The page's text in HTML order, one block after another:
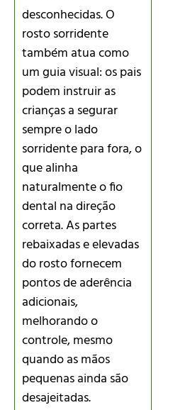
desconhecidas. O
rosto sorridente
também atua como
um guia visual: os pais
podem instruir as
crianças a segurar
sempre o lado
sorridente para fora, o
que alinha
naturalmente o fio
dental na direção
correta. As partes
rebaixadas e elevadas
do rosto fornecem
pontos de aderência
adicionais,
melhorando o
controle, mesmo
quando as mãos
pequenas ainda são
desajeitadas.